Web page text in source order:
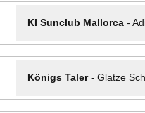
KI Sunclub Mallorca-
Königs Taler- Glatze